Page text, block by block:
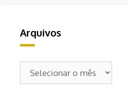
Arquivos